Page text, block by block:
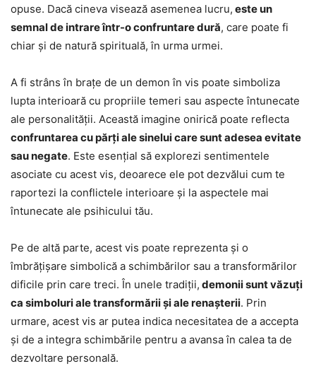
opuse. Dacă cineva visează asemenea lucru, este un
semnal de intrare într-o confruntare dură, care poate fi
chiar și de natură spirituală, în urma urmei.
A fi strâns în brațe de un demon în vis poate simboliza
lupta interioară cu propriile temeri sau aspecte întunecate
ale personalității. Această imagine onirică poate reflecta
confruntarea cu părți ale sinelui care sunt adesea evitate
sau negate. Este esențial să explorezi sentimentele
asociate cu acest vis, deoarece ele pot dezvălui cum te
raportezi la conflictele interioare și la aspectele mai
întunecate ale psihicului tău.
Pe de altă parte, acest vis poate reprezenta și o
îmbrățișare simbolică a schimbărilor sau a transformărilor
dificile prin care treci. În unele tradiții, demonii sunt văzuți
ca simboluri ale transformării și ale renașterii. Prin
urmare, acest vis ar putea indica necesitatea de a accepta
și de a integra schimbările pentru a avansa în calea ta de
dezvoltare personală.